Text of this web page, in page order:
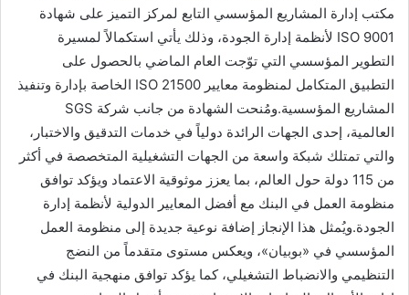
مكتب إدارة المشاريع المؤسسي التابع لمركز التميز على شهادة
ISO 9001 لأنظمة إدارة الجودة، وذلك يأتي استكمالاً لمسيرة
التطوير المؤسسي التي توّجت العام الماضي بالحصول على
التطبيق المتكامل لمنظومة معايير ISO 21500 الخاصة بإدارة وتنفيذ
المشاريع المؤسسية.ومُنحت الشهادة من جانب شركة SGS
العالمية، إحدى الجهات الرائدة دولياً في خدمات التدقيق والاختبار،
والتي تمتلك شبكة واسعة من الجهات التشغيلية المتخصصة في أكثر
من 115 دولة حول العالم، بما يعزز موثوقية الاعتماد ويؤكد توافق
منظومة العمل في البنك مع أفضل المعايير الدولية لأنظمة إدارة
الجودة.ويُمثل هذا الإنجاز إضافة نوعية جديدة إلى منظومة العمل
المؤسسي في «بوبيان»، ويعكس مستوى متقدماً من النضج
التنظيمي والانضباط التشغيلي، كما يؤكد توافق منهجية البنك في